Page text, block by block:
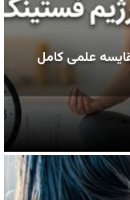
علمی کامل